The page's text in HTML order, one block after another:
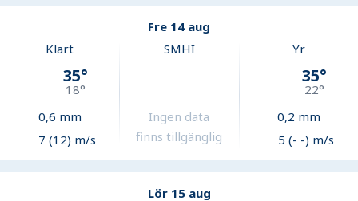
Fre 14 aug
Klart
35°
18°
0,6 mm
7 (12) m/s
SMHI
Ingen data
finns tillgänglig
Yr
35°
22°
0,2 mm
5 (- -) m/s
Lör 15 aug